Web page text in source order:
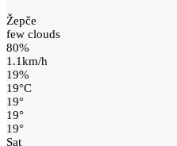
Žepče
few clouds
80%
1.1km/h
19%
19°C
19°
19°
19°
Sat